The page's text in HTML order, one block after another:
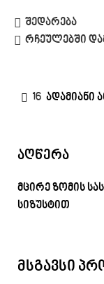
შედარება
რჩეულებში
16 ადამიანი
აღწერა
მცირე ზომის
სიზუსტით
მსგავსი